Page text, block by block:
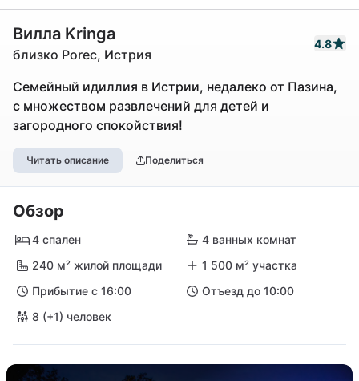
Вилла Kringa
близко Porec, Истрия
4.8
Семейный идиллия в Истрии, недалеко от Пазина,
с множеством развлечений для детей и
загородного спокойствия!
Читать описание Поделиться
Обзор
4 спален
4 ванных комнат
240 м² жилой площади
1 500 м² участка
Прибытие с 16:00
Отъезд до 10:00
8 (+1) человек